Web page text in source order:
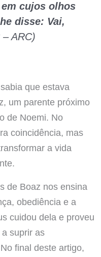
cujos olhos
disse: Vai,
ARC)
que estava
um parente próximo
de Noemi. No
coincidência, mas
a vida
de Boaz nos ensina
obediência e a
cuidou dela e proveu
suprir as
final deste artigo,